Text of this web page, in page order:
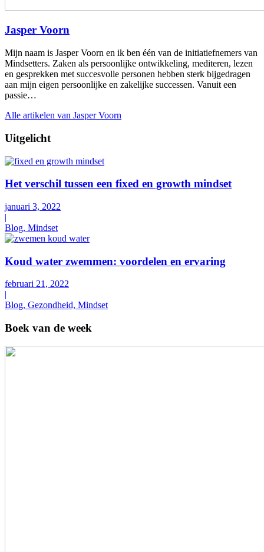
Jasper Voorn
Mijn naam is Jasper Voorn en ik ben één van de initiatiefnemers van
Mindsetters. Zaken als persoonlijke ontwikkeling, mediteren, lezen
en gesprekken met succesvolle personen hebben sterk bijgedragen
aan mijn eigen persoonlijke en zakelijke successen. Vanuit een
passie…
Alle artikelen van Jasper Voorn
Uitgelicht
Het verschil tussen een fixed en growth mindset
januari 3, 2022
|
Blog, Mindset
Koud water zwemmen: voordelen en ervaring
februari 21, 2022
Blog, Gezondheid, Mindset
Boek van de week